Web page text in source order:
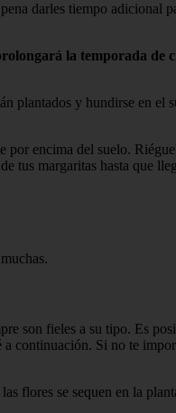
darles tiempo adicional
la temporada de
plantados y hundirse en el
encima del suelo.
tus margaritas hasta que
son fieles a su tipo. Es
continuación. Si no te
flores se sequen en la